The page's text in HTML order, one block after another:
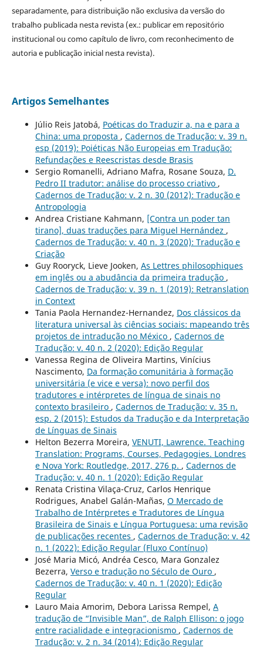
separadamente, para distribuição não exclusiva da versão do
trabalho publicada nesta revista (ex.: publicar em repositório
institucional ou como capítulo de livro, com reconhecimento de
autoria e publicação inicial nesta revista).
Artigos Semelhantes
Júlio Reis Jatobá, Poéticas do Traduzir a, na e para a
China: uma proposta , Cadernos de Tradução: v. 39 n.
esp (2019): Poiéticas Não Europeias em Tradução:
Refundações e Reescristas desde Brasis
Sergio Romanelli, Adriano Mafra, Rosane Souza, D.
Pedro II tradutor: análise do processo criativo ,
Cadernos de Tradução: v. 2 n. 30 (2012): Tradução e
Antropologia
Andrea Cristiane Kahmann, [Contra un poder tan
tirano], duas traduções para Miguel Hernández ,
Cadernos de Tradução: v. 40 n. 3 (2020): Tradução e
Criação
Guy Rooryck, Lieve Jooken, As Lettres philosophiques
em inglês ou a abudância da primeira tradução ,
Cadernos de Tradução: v. 39 n. 1 (2019): Retranslation
in Context
Tania Paola Hernandez-Hernandez, Dos clássicos da
literatura universal às ciências sociais: mapeando três
projetos de intradução no México , Cadernos de
Tradução: v. 40 n. 2 (2020): Edição Regular
Vanessa Regina de Oliveira Martins, Vinícius
Nascimento, Da formação comunitária à formação
universitária (e vice e versa): novo perfil dos
tradutores e intérpretes de língua de sinais no
contexto brasileiro , Cadernos de Tradução: v. 35 n.
esp. 2 (2015): Estudos da Tradução e da Interpretação
de Línguas de Sinais
Helton Bezerra Moreira, VENUTI, Lawrence. Teaching
Translation: Programs, Courses, Pedagogies. Londres
e Nova York: Routledge, 2017, 276 p. , Cadernos de
Tradução: v. 40 n. 1 (2020): Edição Regular
Renata Cristina Vilaça-Cruz, Carlos Henrique
Rodrigues, Anabel Galán-Mañas, O Mercado de
Trabalho de Intérpretes e Tradutores de Língua
Brasileira de Sinais e Língua Portuguesa: uma revisão
de publicações recentes , Cadernos de Tradução: v. 42
n. 1 (2022): Edição Regular (Fluxo Contínuo)
José Maria Micó, Andréa Cesco, Mara Gonzalez
Bezerra, Verso e tradução no Século de Ouro ,
Cadernos de Tradução: v. 40 n. 1 (2020): Edição
Regular
Lauro Maia Amorim, Debora Larissa Rempel, A
tradução de “Invisible Man”, de Ralph Ellison: o jogo
entre racialidade e integracionismo , Cadernos de
Tradução: v. 2 n. 34 (2014): Edição Regular